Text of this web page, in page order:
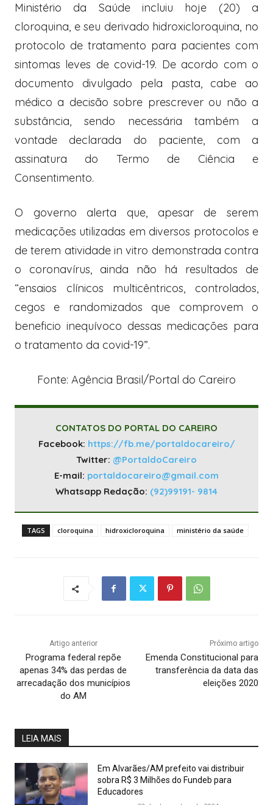
Ministério da Saúde incluiu hoje (20) a
cloroquina, e seu derivado hidroxicloroquina, no
protocolo de tratamento para pacientes com
sintomas leves de covid-19. De acordo com o
documento divulgado pela pasta, cabe ao
médico a decisão sobre prescrever ou não a
substância, sendo necessária também a
vontade declarada do paciente, com a
assinatura do Termo de Ciência e
Consentimento.
O governo alerta que, apesar de serem
medicações utilizadas em diversos protocolos e
de terem atividade in vitro demonstrada contra
o coronavírus, ainda não há resultados de
“ensaios clínicos multicêntricos, controlados,
cegos e randomizados que comprovem o
beneficio inequívoco dessas medicações para
o tratamento da covid-19”.
Fonte: Agência Brasil/Portal do Careiro
CONTATOS DO PORTAL DO CAREIRO
Facebook: https://fb.me/portaldocareiro/
Twitter: @PortaldoCareiro
E-mail: portaldocareiro@gmail.com
Whatsapp Redação: (92)99191- 9814
TAGS cloroquina hidroxicloroquina ministério da saúde
Artigo anterior
Programa federal repõe
apenas 34% das perdas de
arrecadação dos municípios
do AM
Próximo artigo
Emenda Constitucional para
transferência da data das
eleições 2020
LEIA MAIS
Em Alvarães/AM prefeito vai distribuir
sobra R$ 3 Milhões do Fundeb para
Educadores